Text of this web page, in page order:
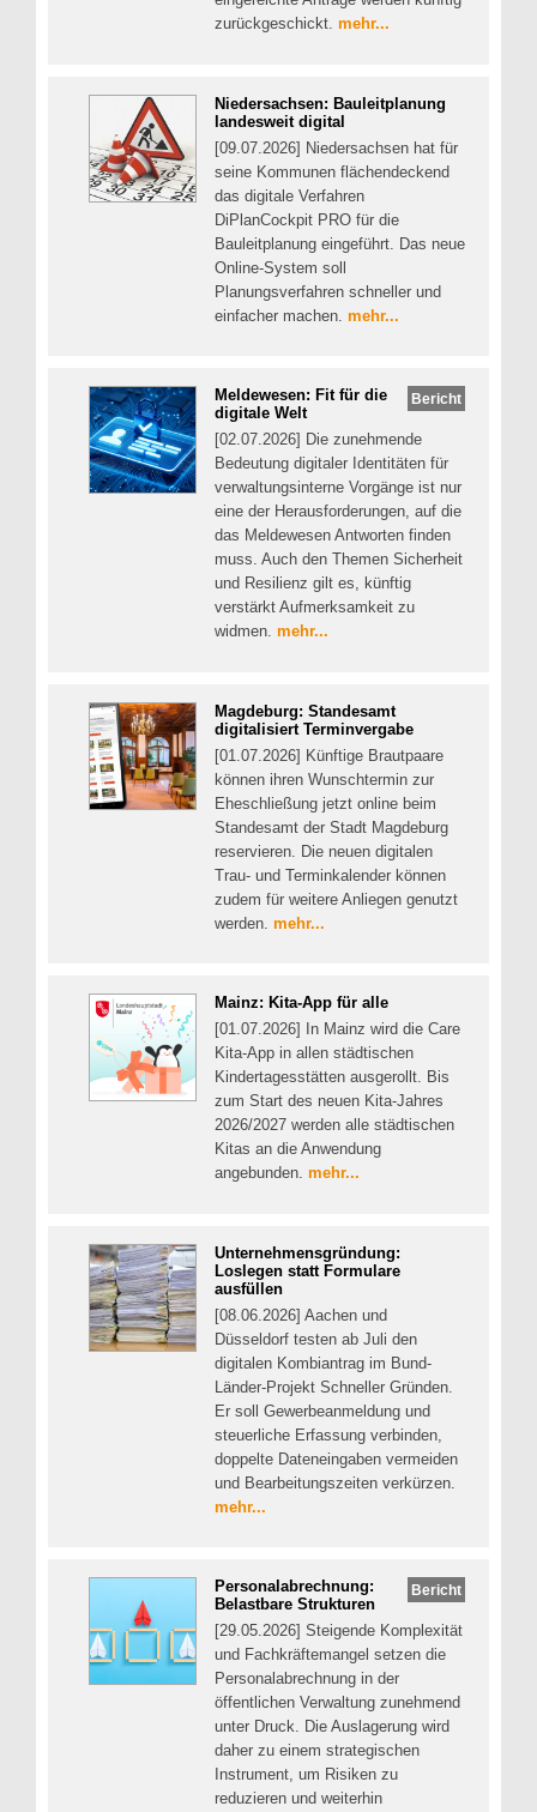
zurückgeschickt. mehr...
Niedersachsen: Bauleitplanung
landesweit digital
[09.07.2026] Niedersachsen hat für
seine Kommunen flächendeckend
das digitale Verfahren
DiPlanCockpit PRO für die
Bauleitplanung eingeführt. Das neue
Online-System soll
Planungsverfahren schneller und
einfacher machen. mehr...
Bericht
Meldewesen: Fit für die
digitale Welt
[02.07.2026] Die zunehmende
Bedeutung digitaler Identitäten für
verwaltungsinterne Vorgänge ist nur
eine der Herausforderungen, auf die
das Meldewesen Antworten finden
muss. Auch den Themen Sicherheit
und Resilienz gilt es, künftig
verstärkt Aufmerksamkeit zu
widmen. mehr...
Magdeburg: Standesamt
digitalisiert Terminvergabe
[01.07.2026] Künftige Brautpaare
können ihren Wunschtermin zur
Eheschließung jetzt online beim
Standesamt der Stadt Magdeburg
reservieren. Die neuen digitalen
Trau- und Terminkalender können
zudem für weitere Anliegen genutzt
werden. mehr...
Mainz: Kita-App für alle
[01.07.2026] In Mainz wird die Care
Kita-App in allen städtischen
Kindertagesstätten ausgerollt. Bis
zum Start des neuen Kita-Jahres
2026/2027 werden alle städtischen
Kitas an die Anwendung
angebunden. mehr...
Unternehmensgründung:
Loslegen statt Formulare
ausfüllen
[08.06.2026] Aachen und
Düsseldorf testen ab Juli den
digitalen Kombiantrag im Bund-
Länder-Projekt Schneller Gründen.
Er soll Gewerbeanmeldung und
steuerliche Erfassung verbinden,
doppelte Dateneingaben vermeiden
und Bearbeitungszeiten verkürzen.
mehr...
Bericht
Personalabrechnung:
Belastbare Strukturen
[29.05.2026] Steigende Komplexität
und Fachkräftemangel setzen die
Personalabrechnung in der
öffentlichen Verwaltung zunehmend
unter Druck. Die Auslagerung wird
daher zu einem strategischen
Instrument, um Risiken zu
reduzieren und weiterhin